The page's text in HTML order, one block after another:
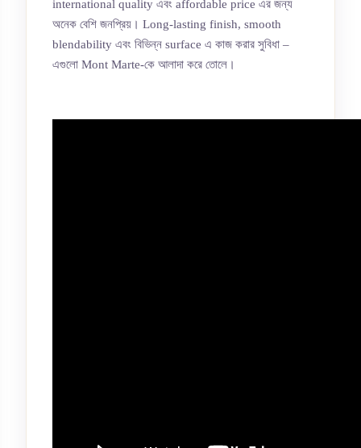
international quality এবং affordable price এর জন্য
অনেক বেশি জনপ্রিয়। Long-lasting finish, smooth
blendability এবং বিভিন্ন surface এ কাজ করার সুবিধা –
এগুলো Mont Marte-কে আলাদা করে তোলে।